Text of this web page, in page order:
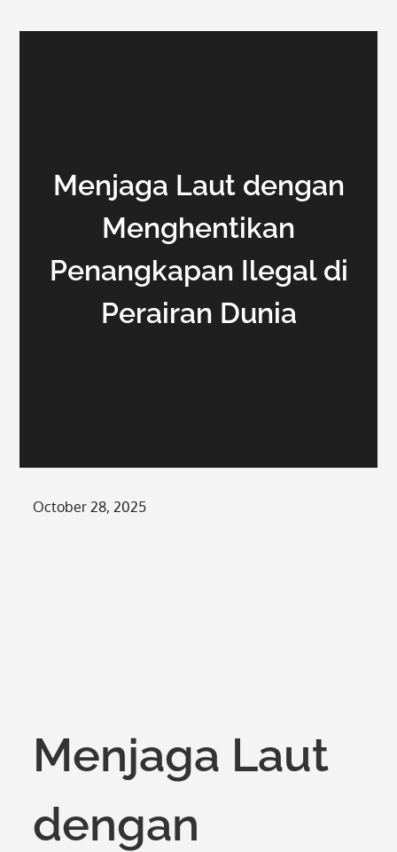
Menjaga Laut dengan
Menghentikan
Penangkapan Ilegal di
Perairan Dunia
Posted
October 28, 2025
Menjaga Laut
dengan